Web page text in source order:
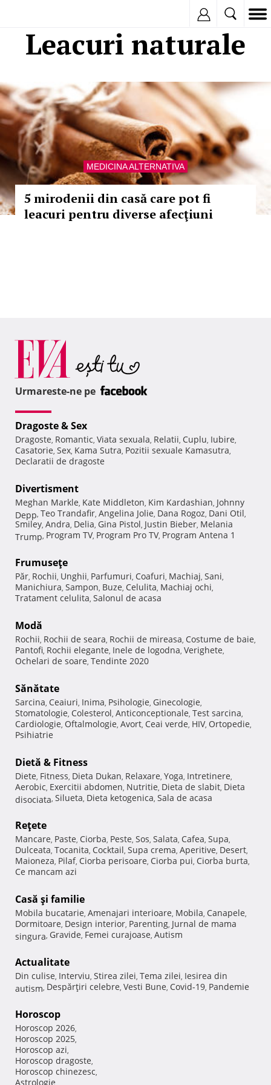
Leacuri naturale
MEDICINA ALTERNATIVA
5 mirodenii din casă care pot fi
leacuri pentru diverse afecţiuni
Urmareste-ne pe
Dragoste & Sex
Dragoste, Romantic, Viata sexuala, Relatii, Cuplu, Iubire,
Casatorie, Sex, Kama Sutra, Pozitii sexuale Kamasutra,
Declaratii de dragoste
Divertisment
Meghan Markle, Kate Middleton, Kim Kardashian, Johnny
Depp, Teo Trandafir, Angelina Jolie, Dana Rogoz, Dani Otil,
Smiley, Andra, Delia, Gina Pistol, Justin Bieber, Melania
Trump, Program TV, Program Pro TV, Program Antena 1
Frumuseţe
Păr, Rochii, Unghii, Parfumuri, Coafuri, Machiaj, Sani,
Manichiura, Sampon, Buze, Celulita, Machiaj ochi,
Tratament celulita, Salonul de acasa
Modă
Rochii, Rochii de seara, Rochii de mireasa, Costume de baie,
Pantofi, Rochii elegante, Inele de logodna, Verighete,
Ochelari de soare, Tendinte 2020
Sănătate
Sarcina, Ceaiuri, Inima, Psihologie, Ginecologie,
Stomatologie, Colesterol, Anticonceptionale, Test sarcina,
Cardiologie, Oftalmologie, Avort, Ceai verde, HIV, Ortopedie,
Psihiatrie
Dietă & Fitness
Diete, Fitness, Dieta Dukan, Relaxare, Yoga, Intretinere,
Aerobic, Exercitii abdomen, Nutritie, Dieta de slabit, Dieta
disociata, Silueta, Dieta ketogenica, Sala de acasa
Reţete
Mancare, Paste, Ciorba, Peste, Sos, Salata, Cafea, Supa,
Dulceata, Tocanita, Cocktail, Supa crema, Aperitive, Desert,
Maioneza, Pilaf, Ciorba perisoare, Ciorba pui, Ciorba burta,
Ce mancam azi
Casă şi familie
Mobila bucatarie, Amenajari interioare, Mobila, Canapele,
Dormitoare, Design interior, Parenting, Jurnal de mama
singura, Gravide, Femei curajoase, Autism
Actualitate
Din culise, Interviu, Stirea zilei, Tema zilei, Iesirea din
autism, Despărţiri celebre, Vesti Bune, Covid-19, Pandemie
Horoscop
Horoscop 2026,
Horoscop 2025,
Horoscop azi,
Horoscop dragoste,
Horoscop chinezesc,
Astrologie